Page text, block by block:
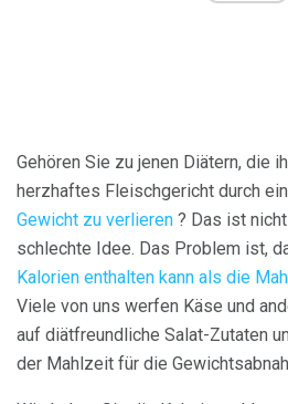
Gehören Sie zu jenen Diätern, die
herzhaftes Fleischgericht durch
Gewicht zu verlieren ? Das ist
schlechte Idee. Das Problem ist,
Kalorien enthalten kann als die
Viele von uns werfen Käse und
auf diätfreundliche Salat-Zutaten
der Mahlzeit für die